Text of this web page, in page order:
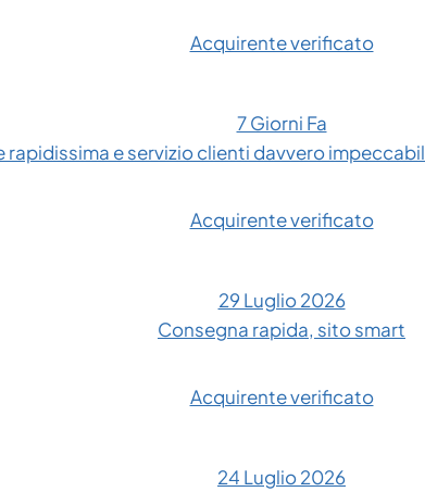
Acquirente verificato
7 Giorni Fa
rapidissima e servizio clienti davvero
Acquirente verificato
29 Luglio 2026
Consegna rapida, sito smart
Acquirente verificato
24 Luglio 2026